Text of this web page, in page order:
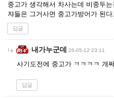
중고가 생각해서 차사는데 비중두는
쟈들은 그거사면 중고가방어가 된
답글
내가누군데 26-05-12 23:11
사기도전에 중고가 ㅋㅋㅋㅋ 개
답글